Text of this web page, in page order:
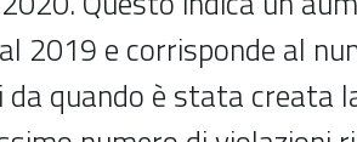
2019 e corrisponde al
quando è stata creata